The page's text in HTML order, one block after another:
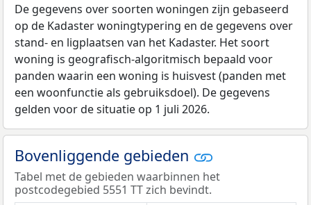
De gegevens over soorten woningen zijn gebaseerd
op de Kadaster woningtypering en de gegevens over
stand- en ligplaatsen van het Kadaster. Het soort
woning is geografisch-algoritmisch bepaald voor
panden waarin een woning is huisvest (panden met
een woonfunctie als gebruiksdoel). De gegevens
gelden voor de situatie op 1 juli 2026.
Bovenliggende gebieden
Tabel met de gebieden waarbinnen het
postcodegebied 5551 TT zich bevindt.